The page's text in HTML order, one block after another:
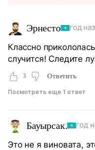
Эрнесто год
Классно
случится! Следите
3 Ответить
Посмотреть еще 1 ответ
Бауырсак. год
Это не я виновата,